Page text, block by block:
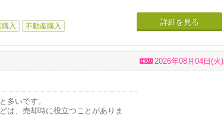
収納スペースを備え、住居およびバ
ウォーキングパス、リゾートスタイ
ずかな距離。I-680へのアクセスや
ドのランドスケープ管理、ゴミ収集
現します。
入 不動産購入 詳細を見る
2026年08月04日(火)
多いです。
は、売却時に役立つことがありま